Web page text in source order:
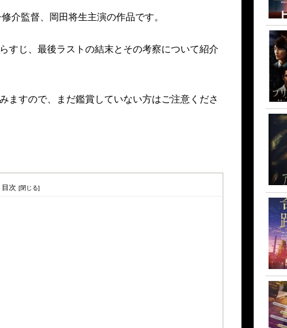
介監督、岡田将生主演の作品です。
すじ、最後ラストの結末とその考察について紹介
ますので、まだ鑑賞していない方はご注意くださ
目次